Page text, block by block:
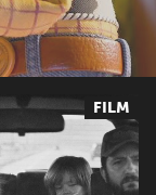
FILM